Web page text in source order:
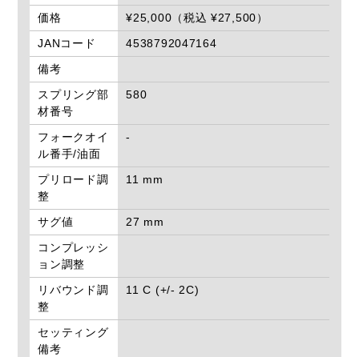
価格
¥25,000（税込 ¥27,500）
JANコード
4538792047164
備考
スプリング部
材番号
580
フォークオイ
ル番手/油面
-
プリロード調
整
11 mm
サグ値
27 mm
コンプレッシ
ョン調整
リバウンド調
整
11 C (+/- 2C)
セッティング
備考